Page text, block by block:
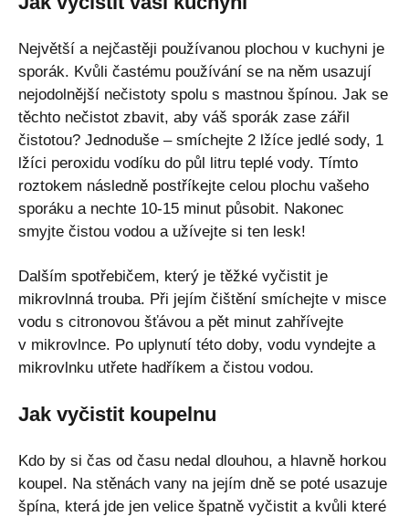
Největší a nejčastěji používanou plochou v kuchyni je
sporák. Kvůli častému používání se na něm usazují
nejodolnější nečistoty spolu s mastnou špínou. Jak se
těchto nečistot zbavit, aby váš sporák zase zářil
čistotou? Jednoduše – smíchejte 2 lžíce jedlé sody, 1
lžíci peroxidu vodíku do půl litru teplé vody. Tímto
roztokem následně postříkejte celou plochu vašeho
sporáku a nechte 10-15 minut působit. Nakonec
smyjte čistou vodou a užívejte si ten lesk!
Dalším spotřebičem, který je těžké vyčistit je
mikrovlnná trouba. Při jejím čištění smíchejte v misce
vodu s citronovou šťávou a pět minut zahřívejte
v mikrovlnce. Po uplynutí této doby, vodu vyndejte a
mikrovlnku utřete hadříkem a čistou vodou.
Jak vyčistit koupelnu
Kdo by si čas od času nedal dlouhou, a hlavně horkou
koupel. Na stěnách vany na jejím dně se poté usazuje
špína, která jde jen velice špatně vyčistit a kvůli které